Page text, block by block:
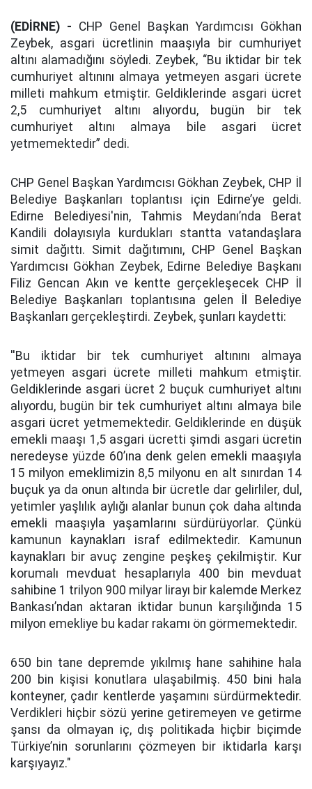
(EDİRNE) - CHP Genel Başkan Yardımcısı Gökhan
Zeybek, asgari ücretlinin maaşıyla bir cumhuriyet
altını alamadığını söyledi. Zeybek, “Bu iktidar bir tek
cumhuriyet altınını almaya yetmeyen asgari ücrete
milleti mahkum etmiştir. Geldiklerinde asgari ücret
2,5 cumhuriyet altını alıyordu, bugün bir tek
cumhuriyet altını almaya bile asgari ücret
yetmemektedir” dedi.
CHP Genel Başkan Yardımcısı Gökhan Zeybek, CHP İl
Belediye Başkanları toplantısı için Edirne’ye geldi.
Edirne Belediyesi'nin, Tahmis Meydanı’nda Berat
Kandili dolayısıyla kurdukları stantta vatandaşlara
simit dağıttı. Simit dağıtımını, CHP Genel Başkan
Yardımcısı Gökhan Zeybek, Edirne Belediye Başkanı
Filiz Gencan Akın ve kentte gerçekleşecek CHP İl
Belediye Başkanları toplantısına gelen İl Belediye
Başkanları gerçekleştirdi. Zeybek, şunları kaydetti:
''Bu iktidar bir tek cumhuriyet altınını almaya
yetmeyen asgari ücrete milleti mahkum etmiştir.
Geldiklerinde asgari ücret 2 buçuk cumhuriyet altını
alıyordu, bugün bir tek cumhuriyet altını almaya bile
asgari ücret yetmemektedir. Geldiklerinde en düşük
emekli maaşı 1,5 asgari ücretti şimdi asgari ücretin
neredeyse yüzde 60’ına denk gelen emekli maaşıyla
15 milyon emeklimizin 8,5 milyonu en alt sınırdan 14
buçuk ya da onun altında bir ücretle dar gelirliler, dul,
yetimler yaşlılık aylığı alanlar bunun çok daha altında
emekli maaşıyla yaşamlarını sürdürüyorlar. Çünkü
kamunun kaynakları israf edilmektedir. Kamunun
kaynakları bir avuç zengine peşkeş çekilmiştir. Kur
korumalı mevduat hesaplarıyla 400 bin mevduat
sahibine 1 trilyon 900 milyar lirayı bir kalemde Merkez
Bankası’ndan aktaran iktidar bunun karşılığında 15
milyon emekliye bu kadar rakamı ön görmemektedir.
650 bin tane depremde yıkılmış hane sahihine hala
200 bin kişisi konutlara ulaşabilmiş. 450 bini hala
konteyner, çadır kentlerde yaşamını sürdürmektedir.
Verdikleri hiçbir sözü yerine getiremeyen ve getirme
şansı da olmayan iç, dış politikada hiçbir biçimde
Türkiye’nin sorunlarını çözmeyen bir iktidarla karşı
karşıyayız."